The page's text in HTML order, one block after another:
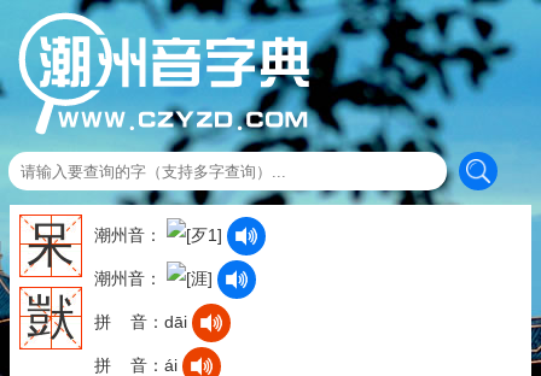
呆
獃
潮州音：
潮州音：
拼 音：dāi
拼 音：ái